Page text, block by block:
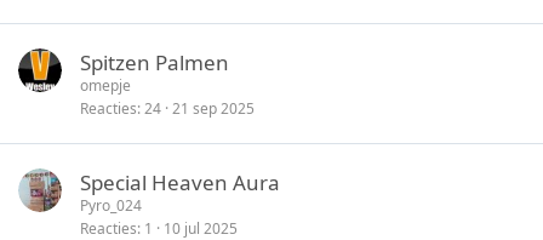
Spitzen Palmen
omepje
Reacties 24 21 sep 2025
Special Heaven Aura
Pyro_024
Reacties 1 10 jul 2025